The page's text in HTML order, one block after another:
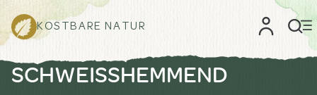
KOSTBARE NATUR
SCHWEISSHEMMEND